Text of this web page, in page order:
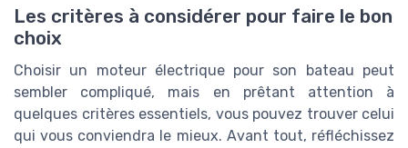
Les critères à considérer pour faire le bon
choix
Choisir un moteur électrique pour son bateau peut
sembler compliqué, mais en prêtant attention à
quelques critères essentiels, vous pouvez trouver celui
qui vous conviendra le mieux. Avant tout, réfléchissez